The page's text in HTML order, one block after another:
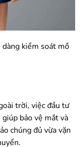
kiểm soát mồ
trời, việc đầu tư
bảo vệ mắt và
chúng đủ vừa vặn